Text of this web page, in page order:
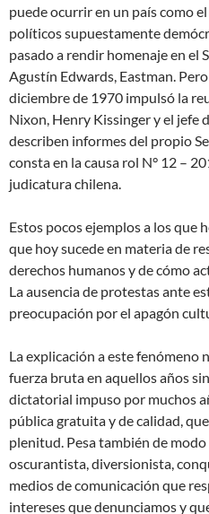
puede ocurrir en un país como
políticos supuestamente
pasado a rendir homenaje en el
Agustín Edwards, Eastman.
diciembre de 1970 impulsó la
Nixon, Henry Kissinger y el jefe
describen informes del propio
consta en la causa rol N° 12 –
judicatura chilena.
Estos pocos ejemplos a los que
que hoy sucede en materia de
derechos humanos y de cómo
La ausencia de protestas ante
preocupación por el apagón
La explicación a este fenómeno
fuerza bruta en aquellos años
dictatorial impuso por muchos
pública gratuita y de calidad,
plenitud. Pesa también de
oscurantista, diversionista,
medios de comunicación que
intereses que denunciamos y